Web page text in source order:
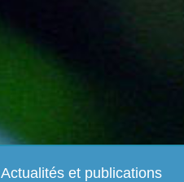
Actualités et publications